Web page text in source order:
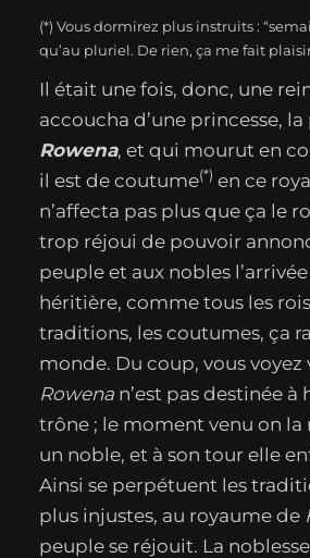
(*) Vous dormirez plus instruits :
qu’au pluriel. De rien, ça me fait
Il était une fois, donc, une
accoucha d’une princesse,
Rowena, et qui mourut en
il est de coutume(*) en ce
n’affecta pas plus que ça le
trop réjoui de pouvoir
peuple et aux nobles
héritière, comme tous les
traditions, les coutumes, ça
monde. Du coup, vous voyez
Rowena n’est pas destinée à
trône ; le moment venu on la
un noble, et à son tour elle
Ainsi se perpétuent les
plus injustes, au royaume de
peuple se réjouit. La